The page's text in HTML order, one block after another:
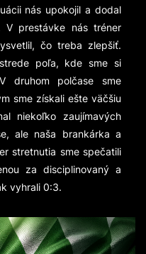
nás upokojil a dodal
V prestávke nás tréner
čo treba zlepšiť.
poľa, kde sme si
druhom polčase sme
sme získali ešte väčšiu
niekoľko zaujímavých
ale naša brankárka a
stretnutia sme spečatili
za disciplinovaný a
vyhrali 0:3.